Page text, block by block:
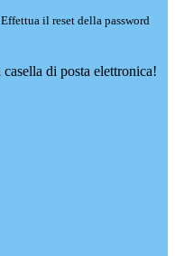
il reset della password
di posta elettronica!